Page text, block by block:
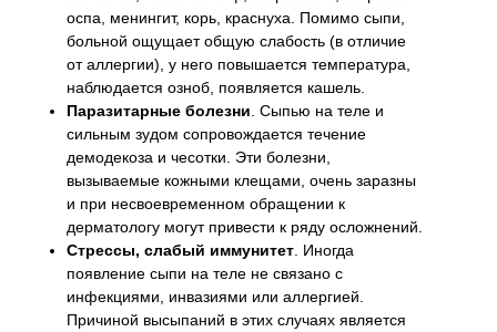
оспа, менингит, корь, краснуха. Помимо сыпи,
больной ощущает общую слабость (в отличие
от аллергии), у него повышается температура,
наблюдается озноб, появляется кашель.
Паразитарные болезни . Сыпью на теле и
сильным зудом сопровождается течение
демодекоза и чесотки. Эти болезни,
вызываемые кожными клещами, очень заразны
и при несвоевременном обращении к
дерматологу могут привести к ряду осложнений.
Стрессы, слабый иммунитет . Иногда
появление сыпи на теле не связано с
инфекциями, инвазиями или аллергией.
Причиной высыпаний в этих случаях является